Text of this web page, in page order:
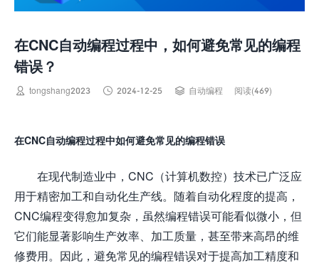
在CNC自动编程过程中，如何避免常见的编程
错误？
 tongshang2023  2024-12-25  自动编程 阅读(469)
在CNC自动编程过程中如何避免常见的编程错误
在现代制造业中，CNC（计算机数控）技术已广泛应
用于精密加工和自动化生产线。随着自动化程度的提高，
CNC编程变得愈加复杂，虽然编程错误可能看似微小，但
它们能显著影响生产效率、加工质量，甚至带来高昂的维
修费用。因此，避免常见的编程错误对于提高加工精度和